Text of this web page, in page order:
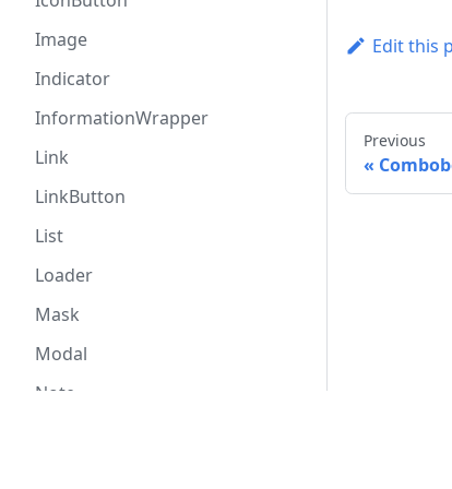
Image
Indicator
InformationWrapper
Link
LinkButton
List
Loader
Mask
Modal
Note
Edit this
Previous